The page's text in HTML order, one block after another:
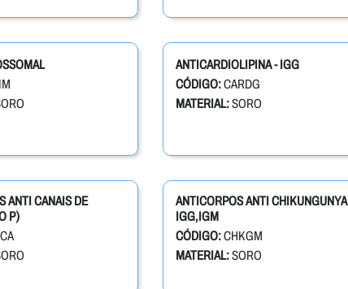
ANTICARDIOLIPINA - IGG
CÓDIGO:CARDG
MATERIAL:SORO
ANTI CANAIS DE
P)
ANTICORPOS ANTI CHIKUNGUNYA
IGG,IGM
CÓDIGO:CHKGM
MATERIAL:SORO